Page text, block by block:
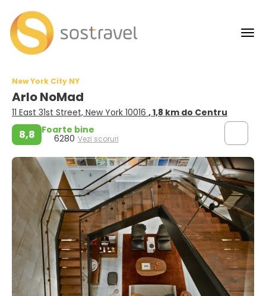
New York City NY
Arlo NoMad
11 East 31st Street, New York 10016 , 1,8 km do Centru
8,8 Foarte bine
6280 Vezi scoruri